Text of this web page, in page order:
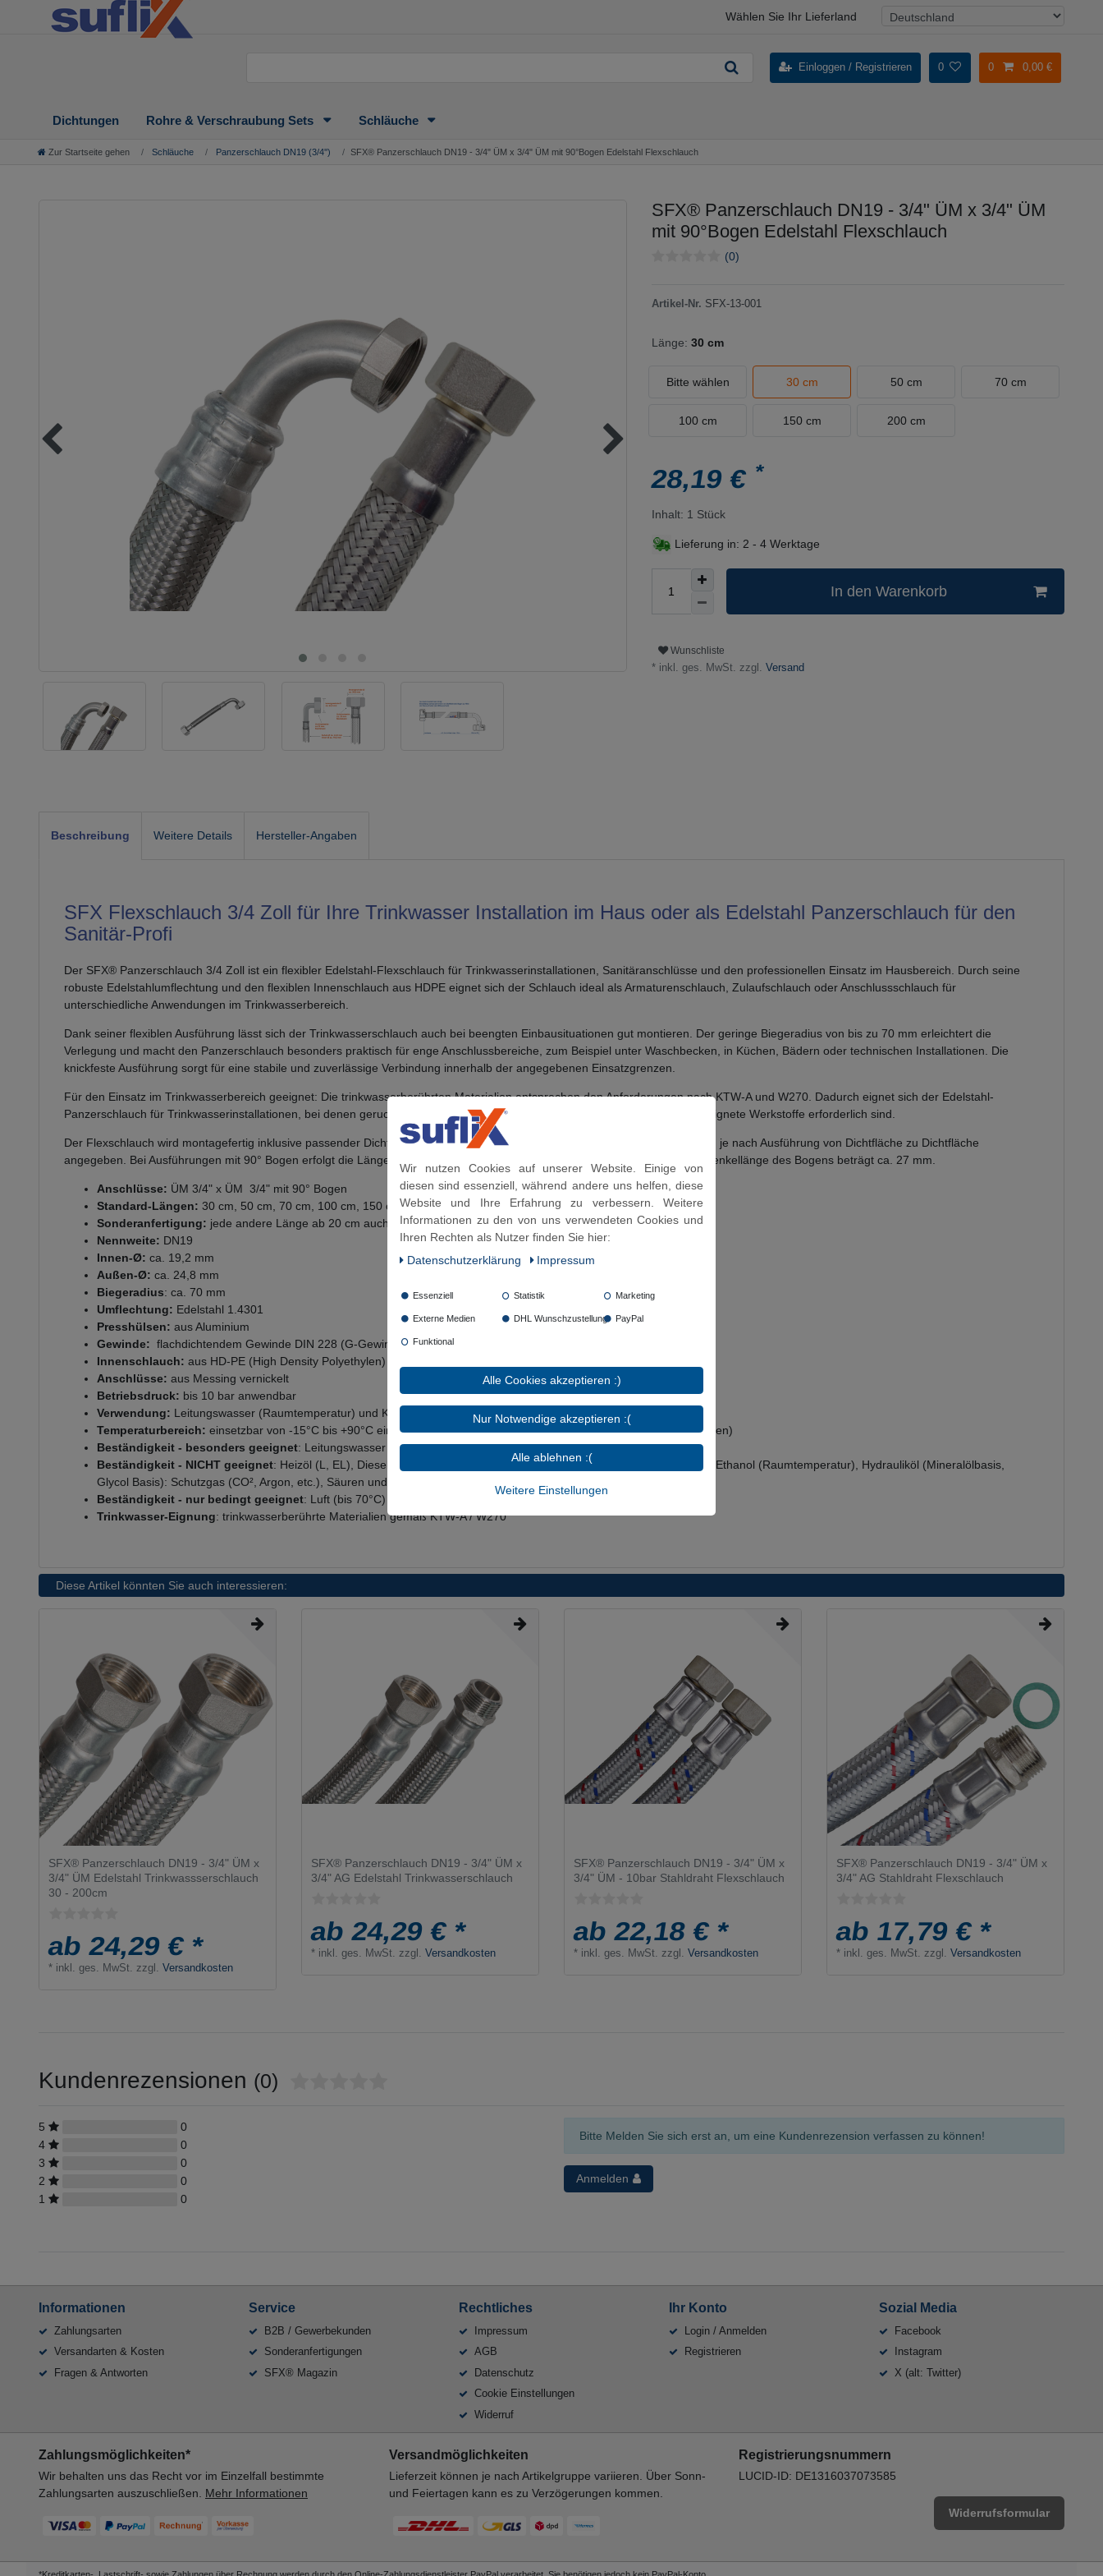
Wählen Sie Ihr Lieferland
Einloggen / Registrieren 0 0 0,00 €
Dichtungen Rohre & Verschraubung Sets Schläuche
Zur Startseite gehen Schläuche Panzerschlauch DN19 (3/4'') SFX® Panzerschlauch DN19 - 3/4" ÜM x 3/4" ÜM mit 90°Bogen Edelstahl Flexschlauch
SFX® Panzerschlauch DN19 - 3/4" ÜM x 3/4" ÜM
mit 90°Bogen Edelstahl Flexschlauch
(0)
Artikel-Nr. SFX-13-001
Länge: 30 cm
Bitte wählen 30 cm 50 cm 70 cm
100 cm 150 cm 200 cm
28,19 €*
Inhalt: 1 Stück
Lieferung in: 2 - 4 Werktage
In den Warenkorb
Wunschliste
* inkl. ges. MwSt. zzgl. Versand
Beschreibung Weitere Details Hersteller-Angaben
SFX Flexschlauch 3/4 Zoll für Ihre Trinkwasser Installation im Haus oder als Edelstahl Panzerschlauch für den
Sanitär-Profi
Der SFX® Panzerschlauch 3/4 Zoll ist ein flexibler Edelstahl-Flexschlauch für Trinkwasserinstallationen, Sanitäranschlüsse und den professionellen Einsatz im Hausbereich. Durch seine
robuste Edelstahlumflechtung und den flexiblen Innenschlauch aus HDPE eignet sich der Schlauch ideal als Armaturenschlauch, Zulaufschlauch oder Anschlussschlauch für
unterschiedliche Anwendungen im Trinkwasserbereich.
Dank seiner flexiblen Ausführung lässt sich der Trinkwasserschlauch auch bei beengten Einbausituationen gut montieren. Der geringe Biegeradius von bis zu 70 mm erleichtert die
Verlegung und macht den Panzerschlauch besonders praktisch für enge Anschlussbereiche, zum Beispiel unter Waschbecken, in Küchen, Bädern oder technischen Installationen. Die
knickfeste Ausführung sorgt für eine stabile und zuverlässige Verbindung innerhalb der angegebenen Einsatzgrenzen.
Für den Einsatz im Trinkwasserbereich geeignet: Die trinkwasserberührten Materialien entsprechen den Anforderungen nach KTW-A und W270. Dadurch eignet sich der Edelstahl-
Panzerschlauch für Trinkwasserinstallationen, bei denen geruchs- und geschmacksneutrale Materialien sowie hygienisch geeignete Werkstoffe erforderlich sind.
Der Flexschlauch wird montagefertig inklusive passender Dichtungen für die Überwurfmutter geliefert. Die Schlauchlänge wird je nach Ausführung von Dichtfläche zu Dichtfläche
angegeben. Bei Ausführungen mit 90° Bogen erfolgt die Längenangabe von der Dichtfläche bis zur Mitte des Radius; die Schenkellänge des Bogens beträgt ca. 27 mm.
Anschlüsse: ÜM 3/4" x ÜM 3/4" mit 90° Bogen
Standard-Längen: 30 cm, 50 cm, 70 cm, 100 cm, 150 cm, 200 cm
Sonderanfertigung: jede andere Länge ab 20 cm auch als individuell gefertigte Länge möglich
Nennweite: DN19
Innen-Ø: ca. 19,2 mm
Außen-Ø: ca. 24,8 mm
Biegeradius: ca. 70 mm
Umflechtung: Edelstahl 1.4301
Presshülsen: aus Aluminium
Gewinde: flachdichtendem Gewinde DIN 228 (G-Gewinde)
Innenschlauch: aus HD-PE (High Density Polyethylen)
Anschlüsse: aus Messing vernickelt
Betriebsdruck: bis 10 bar anwendbar
Verwendung: Leitungswasser (Raumtemperatur) und Kühlwasser mit Glykol Beimischung (max. 50%)
Temperaturbereich: einsetzbar von -15°C bis +90°C einsetzbar (nach DVGW mit Pflichtangabe nur mit 70°C anzugeben)
Beständigkeit - besonders geeignet: Leitungswasser (Raumtemperatur), Kühlwasser mit Glykol Beimischung
Beständigkeit - NICHT geeignet: Heizöl (L, EL), Dieselkraftstoff, Kerosin, Ottokraftstoff (Raumtemperatur), Methanol, Ethanol (Raumtemperatur), Hydrauliköl (Mineralölbasis,
Glycol Basis): Schutzgas (CO², Argon, etc.), Säuren und Laugen
Beständigkeit - nur bedingt geeignet: Luft (bis 70°C)
Trinkwasser-Eignung: trinkwasserberührte Materialien gemäß KTW-A / W270
Diese Artikel könnten Sie auch interessieren:
SFX® Panzerschlauch DN19 - 3/4" ÜM x
3/4" ÜM Edelstahl Trinkwassserschlauch
30 - 200cm
ab 24,29 € *
* inkl. ges. MwSt. zzgl.Versandkosten
SFX® Panzerschlauch DN19 - 3/4" ÜM x
3/4" AG Edelstahl Trinkwasserschlauch
ab 24,29 € *
* inkl. ges. MwSt. zzgl.Versandkosten
SFX® Panzerschlauch DN19 - 3/4" ÜM x
3/4" ÜM - 10bar Stahldraht Flexschlauch
ab 22,18 € *
* inkl. ges. MwSt. zzgl.Versandkosten
SFX® Panzerschlauch DN19 - 3/4" ÜM x
3/4" AG Stahldraht Flexschlauch
ab 17,79 € *
* inkl. ges. MwSt. zzgl.Versandkosten
Kundenrezensionen (0)
5
0
4
0
3
0
2
0
1
0
Bitte Melden Sie sich erst an, um eine Kundenrezension verfassen zu können!
Anmelden
Informationen
Zahlungsarten
Versandarten & Kosten
Fragen & Antworten
Service
B2B / Gewerbekunden
Sonderanfertigungen
SFX® Magazin
Rechtliches
Impressum
AGB
Datenschutz
Cookie Einstellungen
Widerruf
Ihr Konto
Login / Anmelden
Registrieren
Sozial Media
Facebook
Instagram
X (alt: Twitter)
Zahlungsmöglichkeiten*
Wir behalten uns das Recht vor im Einzelfall bestimmte
Zahlungsarten auszuschließen. Mehr Informationen
Versandmöglichkeiten
Lieferzeit können je nach Artikelgruppe variieren. Über Sonn-
und Feiertagen kann es zu Verzögerungen kommen.
Registrierungsnummern
LUCID-ID: DE1316037073585
Widerrufsformular
Wir nutzen Cookies auf unserer Website. Einige von
diesen sind essenziell, während andere uns helfen, diese
Website und Ihre Erfahrung zu verbessern. Weitere
Informationen zu den von uns verwendeten Cookies und
Ihren Rechten als Nutzer finden Sie hier:
Daten­schutz­erklärung
Impressum
Essenziell Statistik Marketing
Externe Medien DHL Wunschzustellung PayPal
Funktional
Alle Cookies akzeptieren :)
Nur Notwendige akzeptieren :(
Alle ablehnen :(
Weitere Einstellungen